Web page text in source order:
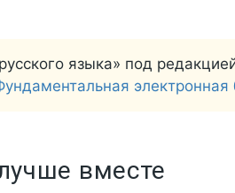
языка» под
электронная
вместе